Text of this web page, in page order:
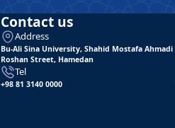
Contact us
Address
Bu-Ali Sina University, Shahid Mostafa Ahmadi
Roshan Street, Hamedan
Tel
+98 81 3140 0000